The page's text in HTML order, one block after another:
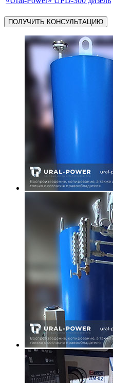
ПОЛУЧИТЬ КОНСУЛЬТАЦИЮ